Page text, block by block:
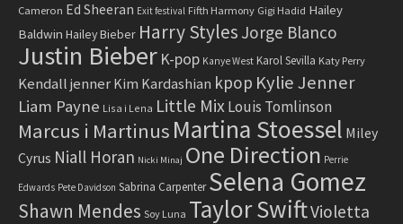
Cameron Ed Sheeran Exit festival Fifth Harmony Gigi Hadid Hailey
Baldwin Hailey Bieber Harry Styles Jorge Blanco
Justin Bieber K-pop Kanye West Karol Sevilla Katy Perry
Kendall jenner Kim Kardashian kpop Kylie Jenner
Liam Payne Lisa i Lena Little MixLouis Tomlinson
Marcus i Martinus Martina Stoessel Miley
Cyrus Niall Horan Nicki Minaj One Direction Perrie
Edwards Pete Davidson Sabrina Carpenter Selena Gomez
Shawn Mendes Soy Luna Taylor SwiftVioletta